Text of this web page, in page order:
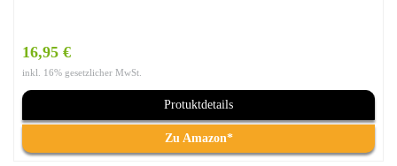
16,95 €
inkl. 16% gesetzlicher MwSt.
Protuktdetails
Zu Amazon*